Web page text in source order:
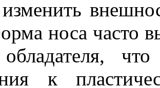
носа часто
обладателя,
к